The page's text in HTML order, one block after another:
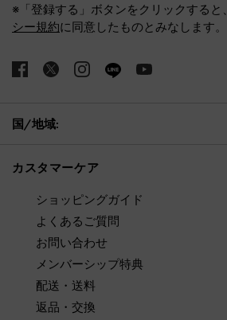
※「登録する」ボタンをクリックすると、
シー規約に同意したものとみなします。
国/地域:
カスタマーケア
ショッピングガイド
よくあるご質問
お問い合わせ
メンバーシップ特典
配送・送料
返品・交換